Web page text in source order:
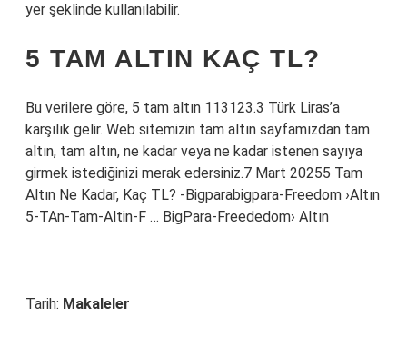
yer şeklinde kullanılabilir.
5 TAM ALTIN KAÇ TL?
Bu verilere göre, 5 tam altın 113123.3 Türk Liras’a
karşılık gelir. Web sitemizin tam altın sayfamızdan tam
altın, tam altın, ne kadar veya ne kadar istenen sayıya
girmek istediğinizi merak edersiniz.7 Mart 20255 Tam
Altın Ne Kadar, Kaç TL? -Bigparabigpara-Freedom ›Altın
5-TAn-Tam-Altin-F … BigPara-Freededom› Altın
Tarih: Makaleler